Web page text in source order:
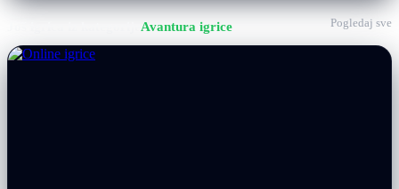
Avantura igrice Pogledaj sve